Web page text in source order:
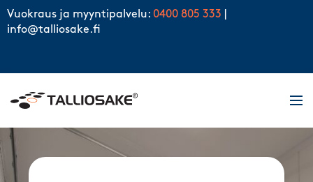
Skip to content
Vuokraus ja myyntipalvelu: 0400 805 333
info@talliosake.fi